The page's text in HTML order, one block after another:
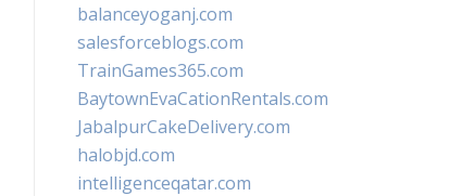
balanceyoganj.com
salesforceblogs.com
TrainGames365.com
BaytownEvaCationRentals.com
JabalpurCakeDelivery.com
halobjd.com
intelligenceqatar.com